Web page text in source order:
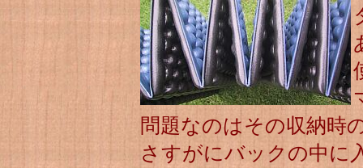
問題なのはその収納時
さすがにバックの中に